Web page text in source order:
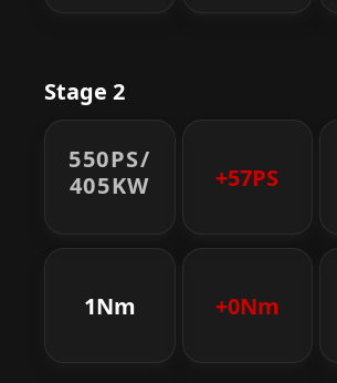
Stage 2
550PS/
405KW
+57PS
1Nm +0Nm